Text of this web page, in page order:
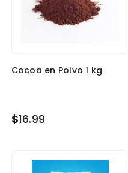
Cocoa en Polvo 1 kg
$16.99